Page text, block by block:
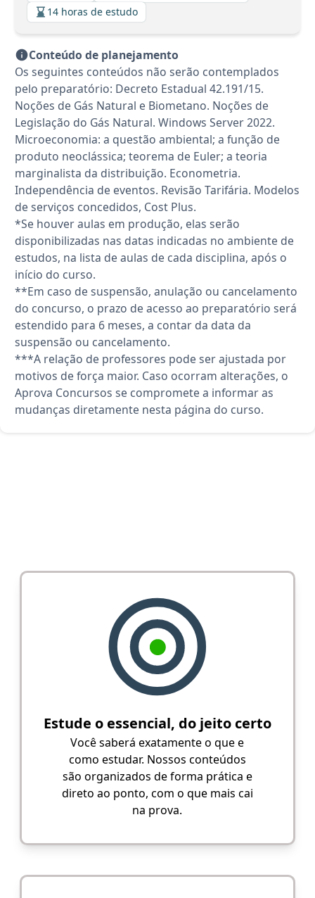
14 horas de estudo
Conteúdo de planejamento
Os seguintes conteúdos não serão contemplados
pelo preparatório: Decreto Estadual 42.191/15.
Noções de Gás Natural e Biometano. Noções de
Legislação do Gás Natural. Windows Server 2022.
Microeconomia: a questão ambiental; a função de
produto neoclássica; teorema de Euler; a teoria
marginalista da distribuição. Econometria.
Independência de eventos. Revisão Tarifária. Modelos
de serviços concedidos, Cost Plus.
*Se houver aulas em produção, elas serão
disponibilizadas nas datas indicadas no ambiente de
estudos, na lista de aulas de cada disciplina, após o
início do curso.
**Em caso de suspensão, anulação ou cancelamento
do concurso, o prazo de acesso ao preparatório será
estendido para 6 meses, a contar da data da
suspensão ou cancelamento.
***A relação de professores pode ser ajustada por
motivos de força maior. Caso ocorram alterações, o
Aprova Concursos se compromete a informar as
mudanças diretamente nesta página do curso.
Estude o essencial, do jeito certo
Você saberá exatamente o que e
como estudar. Nossos conteúdos
são organizados de forma prática e
direto ao ponto, com o que mais cai
na prova.